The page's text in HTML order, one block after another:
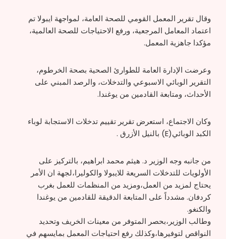
وقال تقرير المعمل القومي للصحة العامة، لمواجهة ايبولا تم
اعتماد المعامل المرجعية، ورفع الاحتياجات للصحة العالمية،
مؤكدا جاهزية المعمل.
وعرضت الإدارة العامة للطوارئ الصحية بصحة الخرطوم،
التقرير الوبائي الاسبوعي والتدخلات، والرصد المبني على
الأحداث، ومتابعة القادمين من يوغندا.
وكان الاجتماع، استعرض تقرير تقييم تدخلات الاستجابة لوباء
الكبد الوبائي(E) بالنيل الأزرق .
من جانبه وجه الوزير د. هيثم محمد ابراهيم، بالتركيز على
الأولويات للتدخلات السريعة للايبولا والكوليرا،لجهة ان الأمر
يحتاج لمزيد من العمل،ومزيد من المنظمات للعمل بغرب
كردفان. مشدداً على المتابعة الدقيقة للقادمين من يوغندا
والكنغو.
وطالب الوزير،بحصر المتوفر من معينات الخريف وتحديد
النواقص لتوفيرها،وكذلك رفع احتياجات المعمل بمايسهم في